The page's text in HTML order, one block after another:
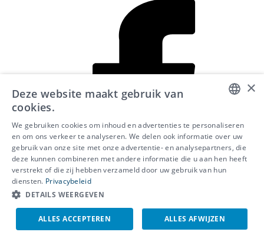
DUTCH
FRENCH
×
Deze website maakt gebruik van
cookies.
We gebruiken cookies om inhoud en advertenties te personaliseren
en om ons verkeer te analyseren. We delen ook informatie over uw
gebruik van onze site met onze advertentie- en analysepartners, die
deze kunnen combineren met andere informatie die u aan hen heeft
verstrekt of die zij hebben verzameld door uw gebruik van hun
diensten. Privacybeleid
DETAILS WEERGEVEN
ALLES ACCEPTEREN ALLES AFWIJZEN